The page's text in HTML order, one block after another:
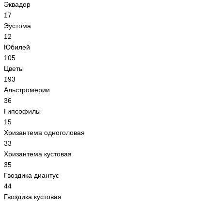
Эквадор
17
Эустома
12
Юбилей
105
Цветы
193
Альстромерии
36
Гипсoфилы
15
Хризантема одноголовая
33
Хризантема кустовая
35
Гвоздика диантус
44
Гвоздика кустовая